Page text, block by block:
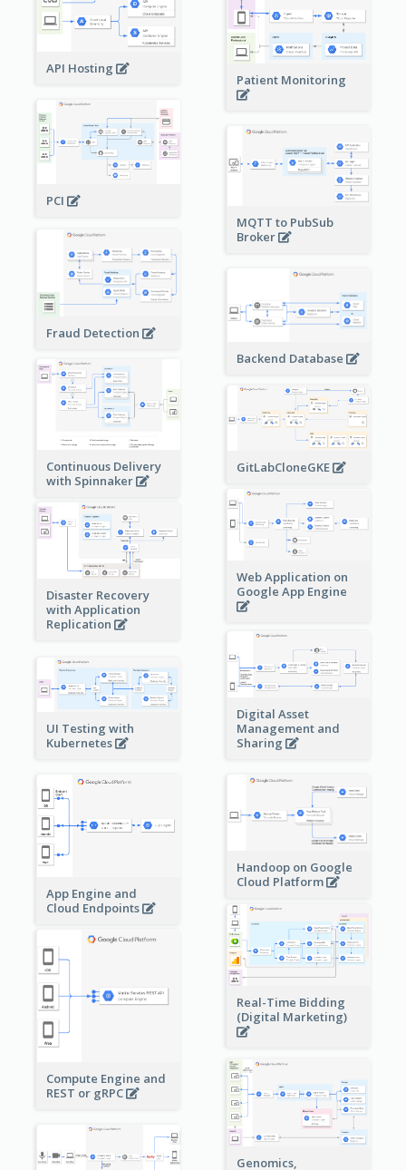
Patient Monitoring
API Hosting
PCI
MQTT to PubSub
Broker
Fraud Detection
Backend Database
Continuous Delivery
with Spinnaker
GitLabCloneGKE
Web Application on
Google App Engine
Disaster Recovery
with Application
Replication
Digital Asset
Management and
Sharing
UI Testing with
Kubernetes
App Engine and
Cloud Endpoints
Handoop on Google
Cloud Platform
Real-Time Bidding
(Digital Marketing)
Compute Engine and
REST or gRPC
Genomics,